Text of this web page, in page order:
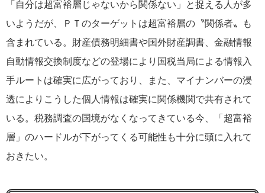
「自分は超富裕層じゃないから関係ない」と捉える人が多
いようだが、ＰＴのターゲットは超富裕層の〝関係者〟も
含まれている。財産債務明細書や国外財産調書、金融情報
自動情報交換制度などの登場により国税当局による情報入
手ルートは確実に広がっており、また、マイナンバーの浸
透によりこうした個人情報は確実に関係機関で共有されて
いる。税務調査の国境がなくなってきている今、「超富裕
層」のハードルが下がってくる可能性も十分に頭に入れて
おきたい。